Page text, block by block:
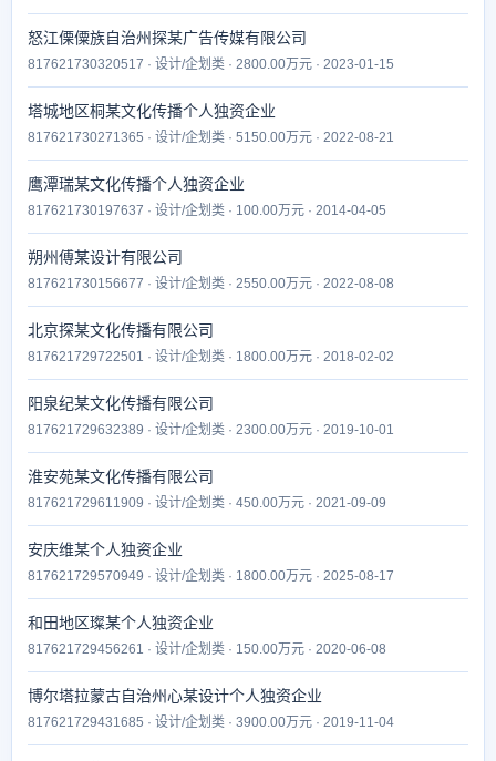
怒江傈僳族自治州探某广告传媒有限公司
817621730320517 · 设计/企划类 · 2800.00万元 · 2023-01-15
塔城地区桐某文化传播个人独资企业
817621730271365 · 设计/企划类 · 5150.00万元 · 2022-08-21
鹰潭瑞某文化传播个人独资企业
817621730197637 · 设计/企划类 · 100.00万元 · 2014-04-05
朔州傅某设计有限公司
817621730156677 · 设计/企划类 · 2550.00万元 · 2022-08-08
北京探某文化传播有限公司
817621729722501 · 设计/企划类 · 1800.00万元 · 2018-02-02
阳泉纪某文化传播有限公司
817621729632389 · 设计/企划类 · 2300.00万元 · 2019-10-01
淮安苑某文化传播有限公司
817621729611909 · 设计/企划类 · 450.00万元 · 2021-09-09
安庆维某个人独资企业
817621729570949 · 设计/企划类 · 1800.00万元 · 2025-08-17
和田地区璨某个人独资企业
817621729456261 · 设计/企划类 · 150.00万元 · 2020-06-08
博尔塔拉蒙古自治州心某设计个人独资企业
817621729431685 · 设计/企划类 · 3900.00万元 · 2019-11-04